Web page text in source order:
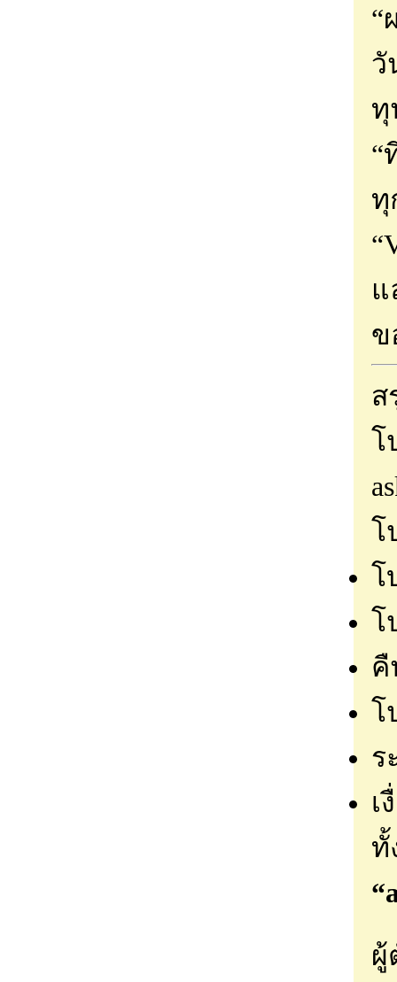
“
วั
ทุ
“
ทุ
แ
ข
ส
โ
โ
โ
โ
คื
โ
ร
เ
ทั้
ผู้